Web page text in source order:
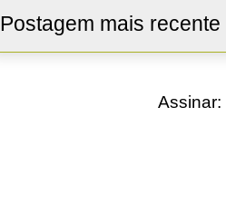
Postagem mais recente
Assinar: